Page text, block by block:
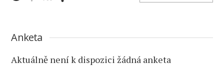
Anketa
Aktuálně není k dispozici žádná anketa